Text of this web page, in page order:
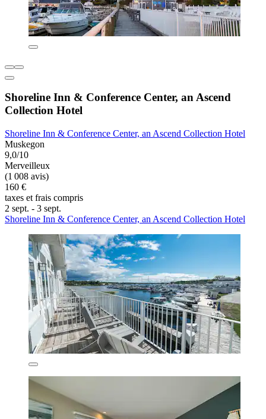
Shoreline Inn & Conference Center, an Ascend
Collection Hotel
Shoreline Inn & Conference Center, an Ascend Collection Hotel
Muskegon
9,0/10
Merveilleux
(1 008 avis)
160 €
taxes et frais compris
2 sept. - 3 sept.
Shoreline Inn & Conference Center, an Ascend Collection Hotel